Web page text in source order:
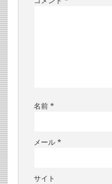
名前 *
メール *
サイト